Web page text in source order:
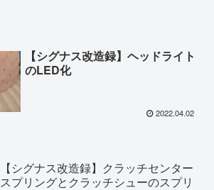
【シグナス改造録】ヘッドライト
のLED化
2022.04.02
【シグナス改造録】クラッチセンター
スプリングとクラッチシューのスプリ